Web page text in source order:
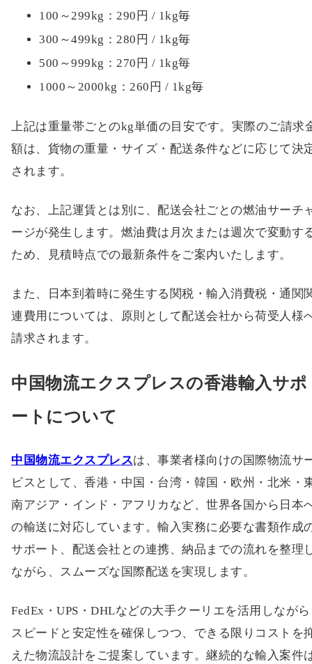
100～299kg：290円 / 1kg毎
300～499kg：280円 / 1kg毎
500～999kg：270円 / 1kg毎
1000～2000kg：260円 / 1kg毎
上記は重量帯ごとのkg単価の目安です。実際のご請求
額は、貨物の重量・サイズ・配送条件などに応じて決
されます。
なお、上記運賃とは別に、配送会社ごとの燃油サーチ
ージが発生します。燃油費は月次または週次で変動す
ため、見積時点での最新条件をご案内いたします。
また、日本到着時に発生する関税・輸入消費税・通関
連費用については、原則として配送会社から荷受人様
請求されます。
中国物流エクスプレスの香港輸入サポ
ートについて
中国物流エクスプレスは、事業者様向けの国際物流サ
ビスとして、香港・中国・台湾・韓国・欧州・北米・
南アジア・インド・アフリカなど、世界各国から日本
の輸送に対応しています。輸入実務に必要な書類作成
サポート、配送会社との連携、納品までの流れを整理
ながら、スムーズな国際配送を実現します。
FedEx・UPS・DHLなどの大手クーリエを活用しなが
スピードと安定性を確保しつつ、できる限りコストを
えた物流設計をご提案しています。継続的な輸入案件